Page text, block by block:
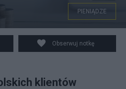
PIENIĄDZE
Obserwuj notkę
klientów